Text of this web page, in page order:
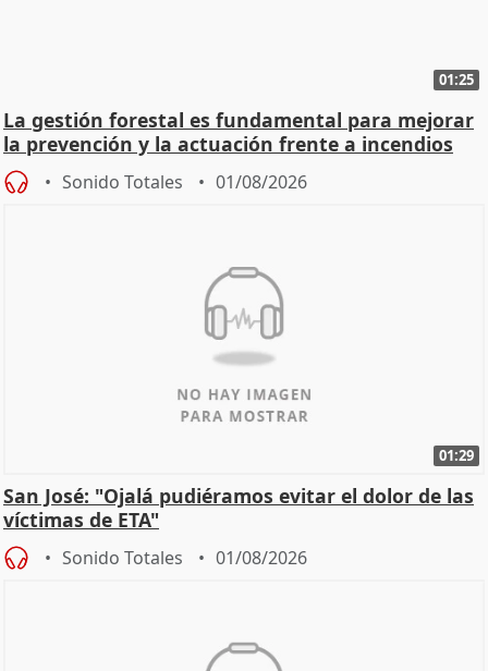
01:25
La gestión forestal es fundamental para mejorar
la prevención y la actuación frente a incendios
Sonido Totales 01/08/2026
01:29
San José: "Ojalá pudiéramos evitar el dolor de las
víctimas de ETA"
Sonido Totales 01/08/2026